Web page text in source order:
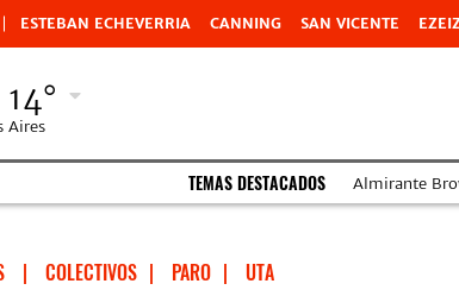
ESTEBAN ECHEVERRIA CANNING SAN VICENTE
14°
Aires
TEMAS DESTACADOS Almirante
| COLECTIVOS | PARO | UTA